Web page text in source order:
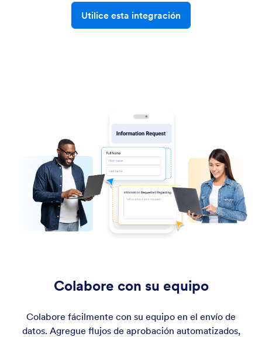
Utilice esta integración
Colabore con su equipo
Colabore fácilmente con su equipo en el envío de
datos. Agregue flujos de aprobación automatizados,